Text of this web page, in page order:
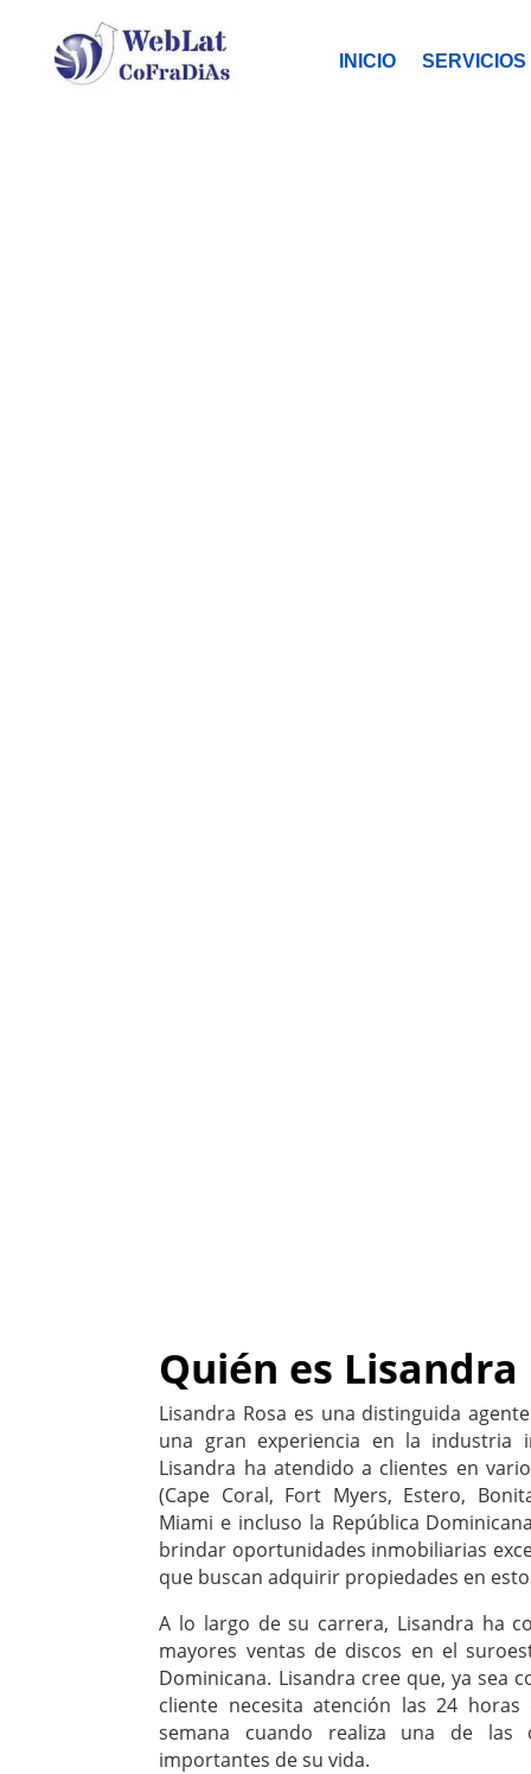
INICIO SERVICIOS
Quién es Lisandra
Lisandra Rosa es una distinguida
una gran experiencia en la industria
Lisandra ha atendido a clientes en
(Cape Coral, Fort Myers, Estero,
Miami e incluso la República
brindar oportunidades inmobiliarias
que buscan adquirir propiedades en
A lo largo de su carrera, Lisandra ha
mayores ventas de discos en el
Dominicana. Lisandra cree que, ya sea
cliente necesita atención las 24
semana cuando realiza una de las
importantes de su vida.